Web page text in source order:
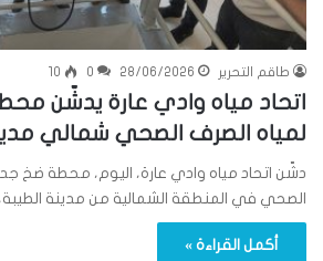
طاقم التحرير 28/06/2026
0
10
اتحاد مياه وادي عارة يدشّن
لمياه الصرف الصحي شمالي
دشّن اتحاد مياه وادي عارة، اليوم، محطة ضخ
الصحي في المنطقة الشمالية من مدينة
أكمل القراءة »